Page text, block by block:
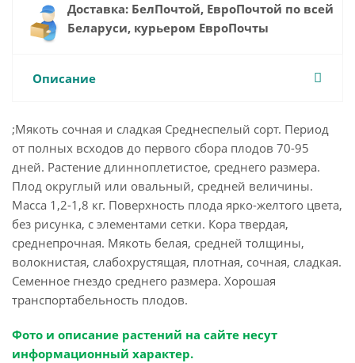
Доставка: БелПочтой, ЕвроПочтой по всей
Беларуси, курьером ЕвроПочты
Описание
;Мякоть сочная и сладкая Среднеспелый сорт. Период
от полных всходов до первого сбора плодов 70-95
дней. Растение длинноплетистое, среднего размера.
Плод округлый или овальный, средней величины.
Масса 1,2-1,8 кг. Поверхность плода ярко-желтого цвета,
без рисунка, с элементами сетки. Кора твердая,
среднепрочная. Мякоть белая, средней толщины,
волокнистая, слабохрустящая, плотная, сочная, сладкая.
Семенное гнездо среднего размера. Хорошая
транспортабельность плодов.
Фото и описание растений на сайте несут
информационный характер.